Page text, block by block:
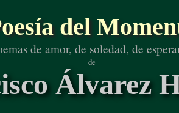
del
de amor, de soledad, de
de
Álvarez